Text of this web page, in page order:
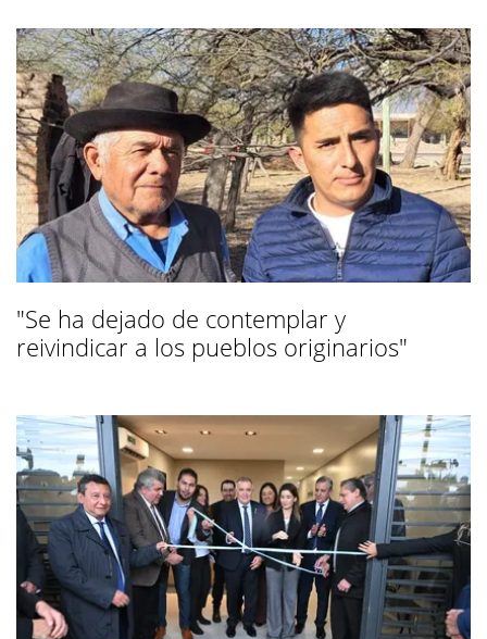
"Se ha dejado de contemplar y
reivindicar a los pueblos originarios"